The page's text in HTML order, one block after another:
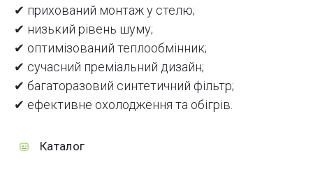
✔ прихований монтаж у стелю;
✔ низький рівень шуму;
✔ оптимізований теплообмінник;
✔ сучасний преміальний дизайн;
✔ багаторазовий синтетичний фільтр;
✔ ефективне охолодження та обігрів.
Каталог